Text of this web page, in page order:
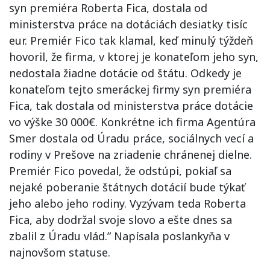
syn premiéra Roberta Fica, dostala od
ministerstva práce na dotáciách desiatky tisíc
eur. Premiér Fico tak klamal, keď minulý týždeň
hovoril, že firma, v ktorej je konateľom jeho syn,
nedostala žiadne dotácie od štátu. Odkedy je
konateľom tejto smeráckej firmy syn premiéra
Fica, tak dostala od ministerstva práce dotácie
vo výške 30 000€. Konkrétne ich firma Agentúra
Smer dostala od Úradu práce, sociálnych vecí a
rodiny v Prešove na zriadenie chránenej dielne.
Premiér Fico povedal, že odstúpi, pokiaľ sa
nejaké poberanie štátnych dotácií bude týkať
jeho alebo jeho rodiny. Vyzývam teda Roberta
Fica, aby dodržal svoje slovo a ešte dnes sa
zbalil z Úradu vlád.” Napísala poslankyňa v
najnovšom statuse.